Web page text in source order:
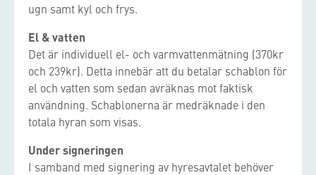
ugn samt kyl och frys.
El & vatten
Det är individuell el- och varmvattenmätning (370kr
och 239kr). Detta innebär att du betalar schablon för
el och vatten som sedan avräknas mot faktisk
användning. Schablonerna är medräknade i den
totala hyran som visas.
Under signeringen
I samband med signering av hyresavtalet behöver